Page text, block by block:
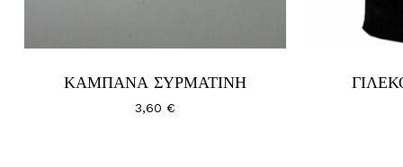
ΚΑΜΠΑΝΑ ΣΥΡΜΑΤΙΝΗ
3,60 €